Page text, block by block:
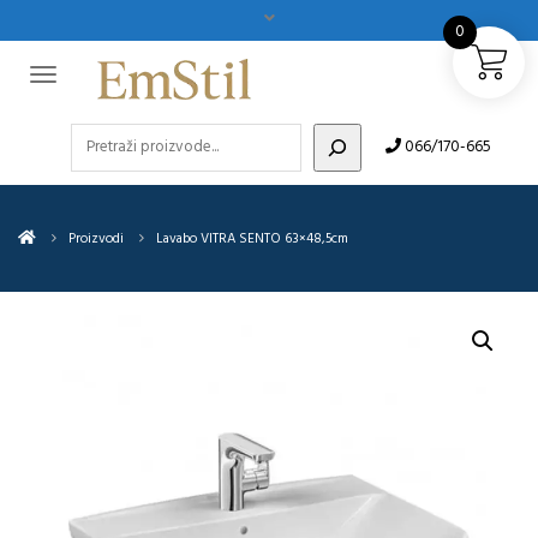
066/170-665
Proizvodi Lavabo VITRA SENTO 63×48,5cm
0